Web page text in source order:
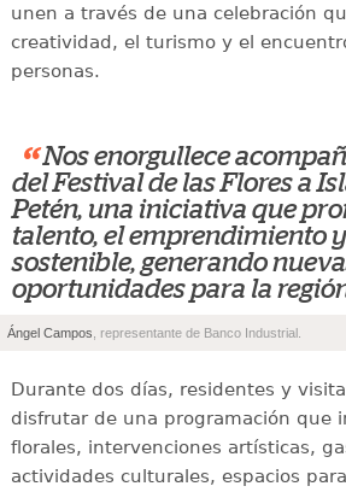
unen a través de una celebración
creatividad, el turismo y el
personas.
“ Nos enorgullece
del Festival de las Flores a
Petén, una iniciativa que
talento, el emprendimiento
sostenible, generando
oportunidades para la
Ángel Campos , representante de Banco Industrial.
Durante dos días, residentes y
disfrutar de una programación que
florales, intervenciones artísticas,
actividades culturales, espacios